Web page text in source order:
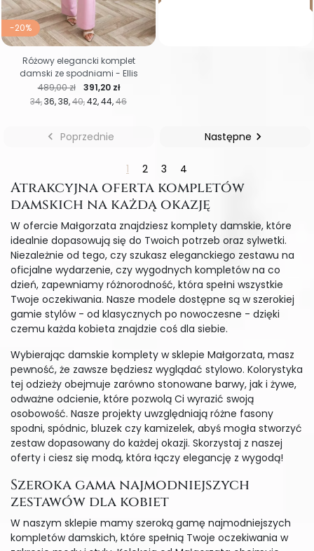
-20%
34 36 38 40 42 44 46
Cena regularna
489,00 zł Cena
391,20 zł
Różowy elegancki komplet
damski ze spodniami - Ellis
 Poprzednie
1 2 3 4
Następne 
Atrakcyjna oferta kompletów
damskich na każdą okazję
W ofercie Małgorzata znajdziesz komplety damskie, które
idealnie dopasowują się do Twoich potrzeb oraz sylwetki.
Niezależnie od tego, czy szukasz eleganckiego zestawu na
oficjalne wydarzenie, czy wygodnych kompletów na co
dzień, zapewniamy różnorodność, która spełni wszystkie
Twoje oczekiwania. Nasze modele dostępne są w szerokiej
gamie stylów - od klasycznych po nowoczesne - dzięki
czemu każda kobieta znajdzie coś dla siebie.
Wybierając damskie komplety w sklepie Małgorzata, masz
pewność, że zawsze będziesz wyglądać stylowo. Kolorystyka
tej odzieży obejmuje zarówno stonowane barwy, jak i żywe,
odważne odcienie, które pozwolą Ci wyrazić swoją
osobowość. Nasze projekty uwzględniają różne fasony
spodni, spódnic, bluzek czy kamizelek, abyś mogła stworzyć
zestaw dopasowany do każdej okazji. Skorzystaj z naszej
oferty i ciesz się modą, która łączy elegancję z wygodą!
Szeroka gama najmodniejszych
zestawów dla kobiet
W naszym sklepie mamy szeroką gamę najmodniejszych
kompletów damskich, które spełnią Twoje oczekiwania w